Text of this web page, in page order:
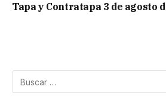
Tapa y Contratapa 3 de agosto